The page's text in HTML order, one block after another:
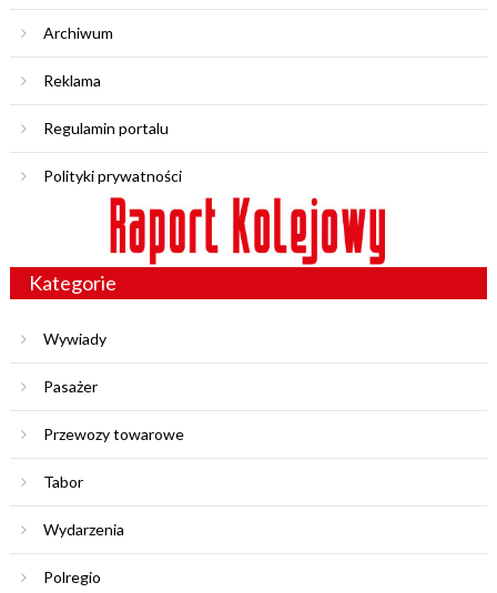
Archiwum
Reklama
Regulamin portalu
Polityki prywatności
Kategorie
Wywiady
Pasażer
Przewozy towarowe
Tabor
Wydarzenia
Polregio